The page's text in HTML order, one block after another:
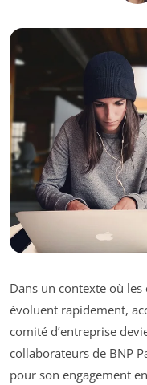
Dans un contexte où
évoluent rapidement,
comité d’entreprise
collaborateurs de BNP
pour son engagement